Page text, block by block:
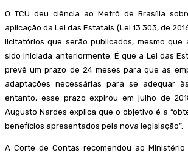
O TCU deu ciência ao Metrô de Brasília
aplicação da Lei das Estatais (Lei 13.303, de
licitatórios que serão publicados, mesmo
sido iniciada anteriormente. É que a Lei das
prevê um prazo de 24 meses para que as
adaptações necessárias para se adequar
entanto, esse prazo expirou em julho de
Augusto Nardes explica que o objetivo é a
benefícios apresentados pela nova legislação”.
A Corte de Contas recomendou ao Ministério